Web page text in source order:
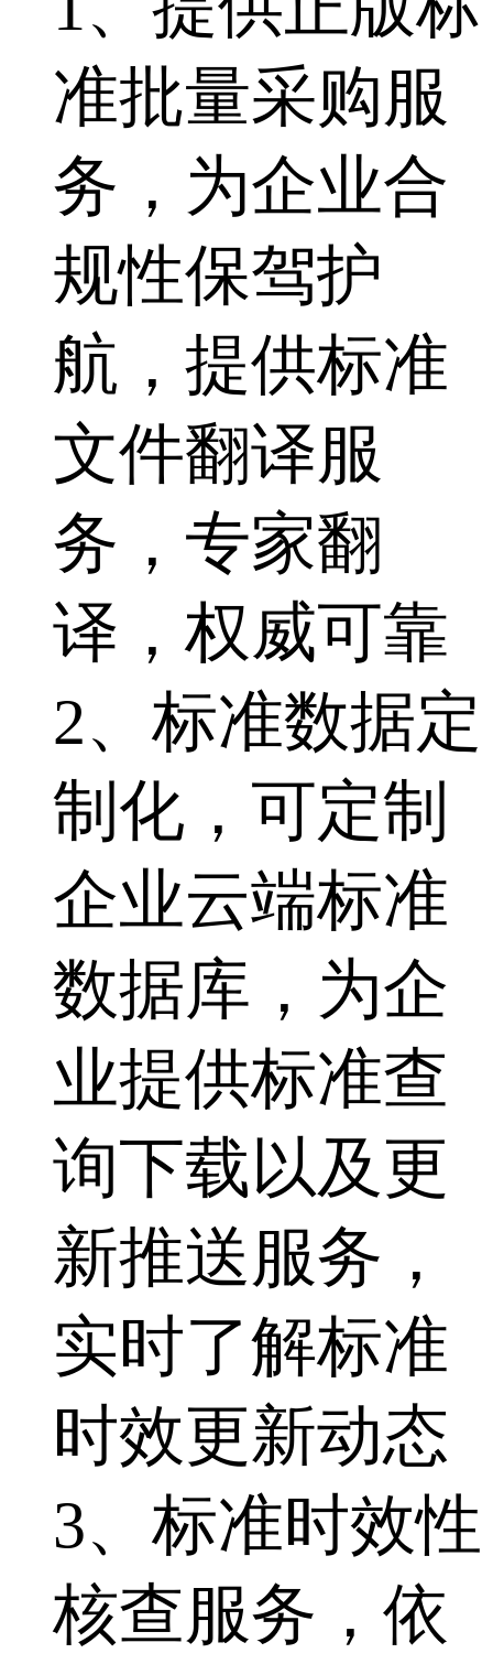
准批量采购服
务，为企业合
规性保驾护
航，提供标准
文件翻译服
务，专家翻
译，权威可靠
2、标准数据定
制化，可定制
企业云端标准
数据库，为企
业提供标准查
询下载以及更
新推送服务，
实时了解标准
时效更新动态
3、标准时效性
核查服务，依